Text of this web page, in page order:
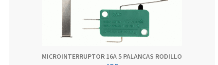
MICROINTERRUPTOR 16A 5 PALANCAS RODILLO